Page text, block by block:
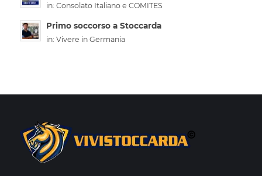
in: Consolato Italiano e COMITES
Primo soccorso a Stoccarda
in: Vivere in Germania